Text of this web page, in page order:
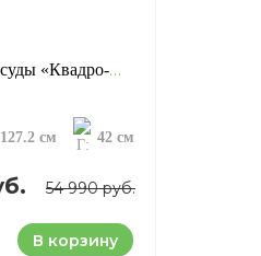
Шкаф для посуды «Квадро-С 21», цвет: серый + антик (сосна)
127.2 см 42 см
54 990 руб.
В корзину